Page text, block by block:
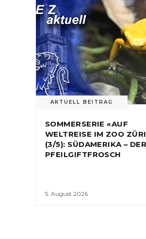
AKTUELL BEITRAG
SOMMERSERIE «AUF
WELTREISE IM ZOO
(3/5): SÜDAMERIKA – DER
PFEILGIFTFROSCH
5. August 2026